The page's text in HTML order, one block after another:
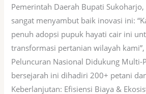
Pemerintah Daerah Bupati Sukoharjo,
sangat menyambut baik inovasi ini:
penuh adopsi pupuk hayati cair ini
transformasi pertanian wilayah kami”,
Peluncuran Nasional Didukung Multi-
bersejarah ini dihadiri 200+ petani
Keberlanjutan: Efisiensi Biaya &